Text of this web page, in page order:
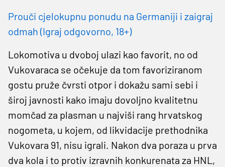
Prouči cjelokupnu ponudu na Germaniji i zaigraj
odmah (Igraj odgovorno, 18+)
Lokomotiva u dvoboj ulazi kao favorit, no od
Vukovaraca se očekuje da tom favoriziranom
gostu pruže čvrsti otpor i dokažu sami sebi i
široj javnosti kako imaju dovoljno kvalitetnu
momčad za plasman u najviši rang hrvatskog
nogometa, u kojem, od likvidacije prethodnika
Vukovara 91, nisu igrali. Nakon dva poraza u prva
dva kola i to protiv izravnih konkurenata za HNL,